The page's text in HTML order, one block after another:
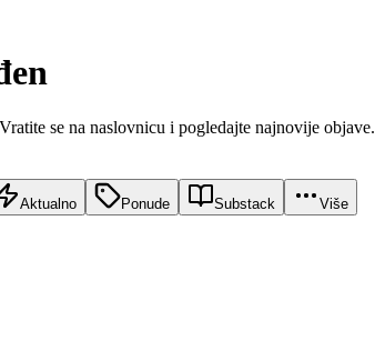
se na naslovnicu i pogledajte najnovije objave.
Aktualno Ponude Substack Više